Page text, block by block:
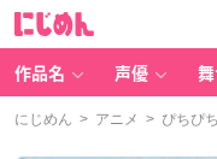
作品名 声優
にじめん > アニメ > ぴちぴ